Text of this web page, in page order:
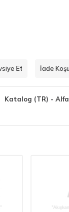
Et İade
Katalog (TR) -